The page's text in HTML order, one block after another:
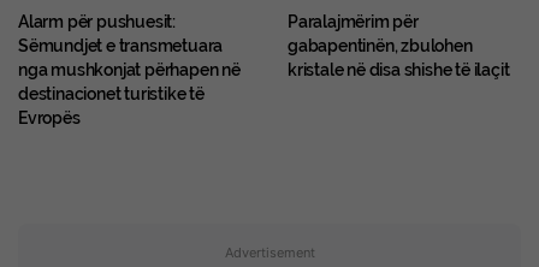
Alarm për pushuesit:
Sëmundjet e transmetuara
nga mushkonjat përhapen në
destinacionet turistike të
Evropës
Paralajmërim për
gabapentinën, zbulohen
kristale në disa shishe të ilaçit
Advertisement